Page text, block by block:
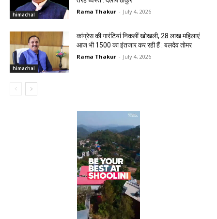
himachal Rama Thakur - July 4, 2026
himachal
कांग्रेस की गारंटियां निकलीं खोखली, 28 लाख महिलाएं
आज भी ₹1500 का इंतजार कर रही हैं : बलदेव तोमर
Rama Thakur - July 4, 2026